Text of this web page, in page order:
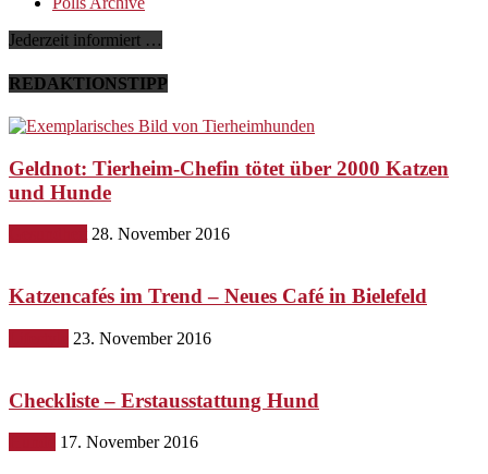
Jederzeit informiert …
REDAKTIONSTIPP
Geldnot: Tierheim-Chefin tötet über 2000 Katzen
und Hunde
28. November 2016
Katzencafés im Trend – Neues Café in Bielefeld
23. November 2016
Checkliste – Erstausstattung Hund
17. November 2016